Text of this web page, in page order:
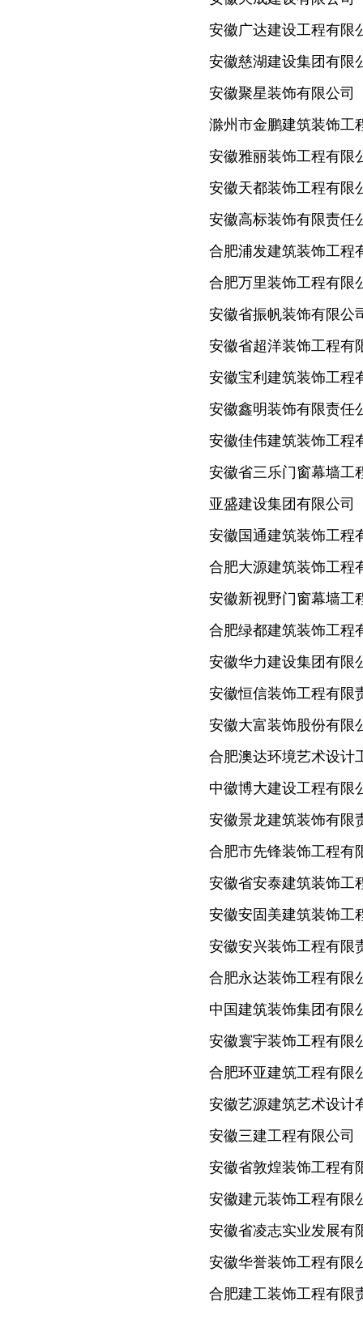
安徽广达建设工程有限
安徽慈湖建设集团有限
安徽聚星装饰有限公司
滁州市金鹏建筑装饰工
安徽雅丽装饰工程有限
安徽天都装饰工程有限
安徽高标装饰有限责任
合肥浦发建筑装饰工程
合肥万里装饰工程有限
安徽省振帆装饰有限公
安徽省超洋装饰工程有
安徽宝利建筑装饰工程
安徽鑫明装饰有限责任
安徽佳伟建筑装饰工程
安徽省三乐门窗幕墙工
亚盛建设集团有限公司
安徽国通建筑装饰工程
合肥大源建筑装饰工程
安徽新视野门窗幕墙工
合肥绿都建筑装饰工程
安徽华力建设集团有限
安徽恒信装饰工程有限
安徽大富装饰股份有限
合肥澳达环境艺术设计
中徽博大建设工程有限
安徽景龙建筑装饰有限
合肥市先锋装饰工程有
安徽省安泰建筑装饰工
安徽安固美建筑装饰工
安徽安兴装饰工程有限
合肥永达装饰工程有限
中国建筑装饰集团有限
安徽寰宇装饰工程有限
合肥环亚建筑工程有限
安徽艺源建筑艺术设计
安徽三建工程有限公司
安徽省敦煌装饰工程有
安徽建元装饰工程有限
安徽省凌志实业发展有
安徽华誉装饰工程有限
合肥建工装饰工程有限